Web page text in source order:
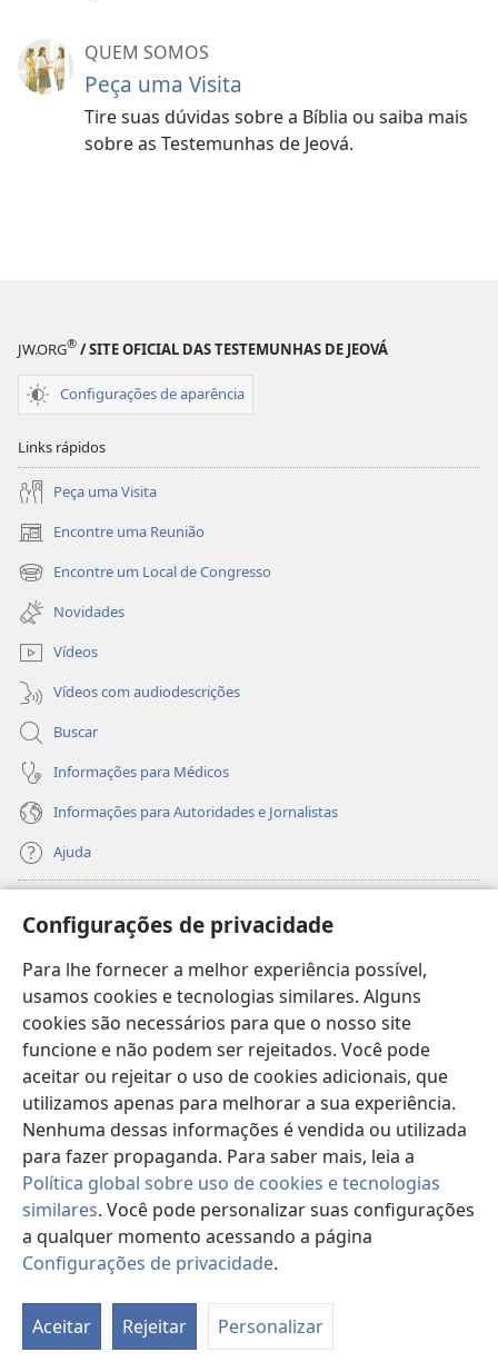
Configurações de privacidade
Para lhe fornecer a melhor experiência possível,
usamos cookies e tecnologias similares. Alguns
cookies são necessários para que o nosso site
funcione e não podem ser rejeitados. Você pode
aceitar ou rejeitar o uso de cookies adicionais, que
utilizamos apenas para melhorar a sua experiência.
Nenhuma dessas informações é vendida ou utilizada
para fazer propaganda. Para saber mais, leia a
Política global sobre uso de cookies e tecnologias
similares. Você pode personalizar suas configurações
a qualquer momento acessando a página
Configurações de privacidade.
Aceitar Rejeitar Personalizar
QUEM SOMOS
Peça uma Visita
Tire suas dúvidas sobre a Bíblia ou saiba mais
sobre as Testemunhas de Jeová.
JW.ORG® / SITE OFICIAL DAS TESTEMUNHAS DE JEOVÁ
Configurações de aparência
Links rápidos
Peça uma Visita
Encontre uma Reunião
(abre
nova
janela)
Encontre um Local de Congresso
(abre
nova
janela)
Novidades
Vídeos
Vídeos com audiodescrições
Buscar
Informações para Médicos
Informações para Autoridades e Jornalistas
Ajuda
(abre
nova
janela)
Biblioteca On-line da Torre de Vigia™
(abre
nova
janela)JW Hub
(abre
nova
janela)JW Library
Watchtower Library
Copyright© 2026 Watch Tower Bible and Tract Society of Pennsylvania.
TERMOS DE USO | POLÍTICA DE PRIVACIDADE
PRIVACIDADE